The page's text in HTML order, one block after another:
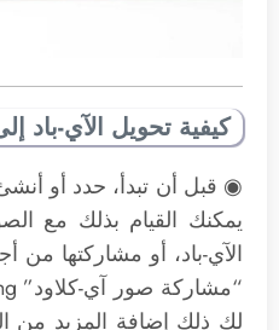
كيفية تحويل الآي-
◉ قبل أن تبدأ، حدد أو
يمكنك القيام بذلك مع
الآي-باد، أو مشاركتها من
لك ذلك إضافة المزيد من